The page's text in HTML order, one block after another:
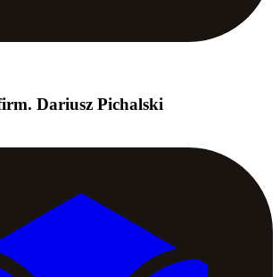
Dariusz Pichalski